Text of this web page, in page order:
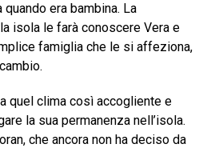
era bambina. La
isola le farà conoscere Vera e
famiglia che le si affeziona,
quel clima così accogliente e
la sua permanenza nell’isola.
che ancora non ha deciso da